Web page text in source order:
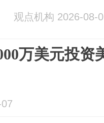
观点机构 2026-08-
万美元投资